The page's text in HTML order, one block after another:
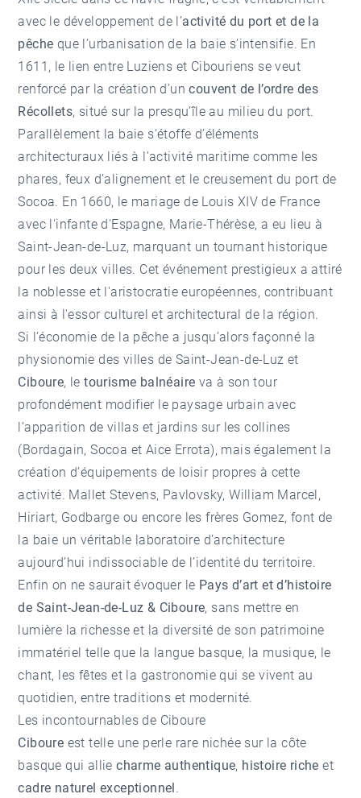
avec le développement de l’activité du port et de la
pêche que l’urbanisation de la baie s’intensifie. En
1611, le lien entre Luziens et Cibouriens se veut
renforcé par la création d’uncouvent de l’ordre des
Récollets, situé sur la presqu’île au milieu du port.
Parallèlement la baie s’étoffe d’éléments
architecturaux liés à l’activité maritime comme les
phares, feux d’alignement et le creusement du port de
Socoa. En 1660, le mariage de Louis XIV de France
avec l'infante d'Espagne, Marie-Thérèse, a eu lieu à
Saint-Jean-de-Luz, marquant un tournant historique
pour les deux villes. Cet événement prestigieux a attiré
la noblesse et l'aristocratie européennes, contribuant
ainsi à l'essor culturel et architectural de la région.
Si l’économie de la pêche a jusqu’alors façonné la
physionomie des villes de Saint-Jean-de-Luz et
Ciboure, letourisme balnéaire va à son tour
profondément modifier le paysage urbain avec
l’apparition de villas et jardins sur les collines
(Bordagain, Socoa et Aice Errota), mais également la
création d’équipements de loisir propres à cette
activité. Mallet Stevens, Pavlovsky, William Marcel,
Hiriart, Godbarge ou encore les frères Gomez, font de
la baie un véritable laboratoire d’architecture
aujourd’hui indissociable de l’identité du territoire.
Enfin on ne saurait évoquer le Pays d’art et d’histoire
de Saint-Jean-de-Luz & Ciboure, sans mettre en
lumière la richesse et la diversité de son patrimoine
immatériel telle que la langue basque, la musique, le
chant, les fêtes et la gastronomie qui se vivent au
quotidien, entre traditions et modernité.
Les incontournables de Ciboure
Ciboure est telle une perle rare nichée sur la côte
basque qui alliecharme authentique, histoire riche et
cadre naturel exceptionnel.